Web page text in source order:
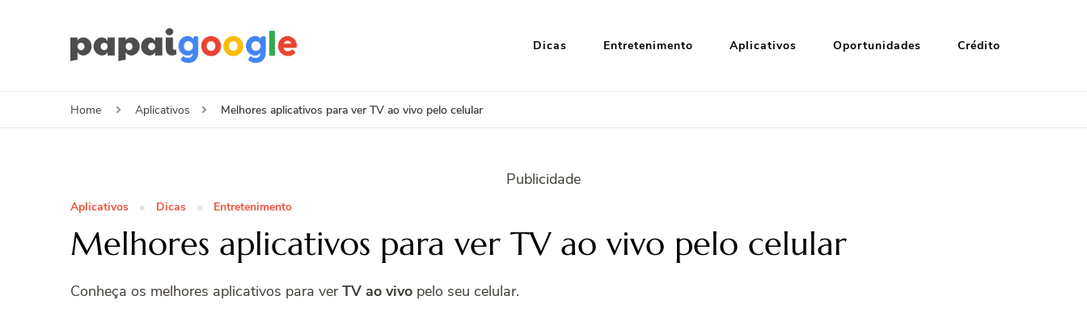
Dicas Entretenimento Aplicativos Oportunidades Crédito
Home Aplicativos Melhores aplicativos para ver TV ao vivo pelo celular
Publicidade
Aplicativos Dicas Entretenimento
Melhores aplicativos para ver TV ao vivo pelo celular
Conheça os melhores aplicativos para verTV ao vivo pelo seu celular.